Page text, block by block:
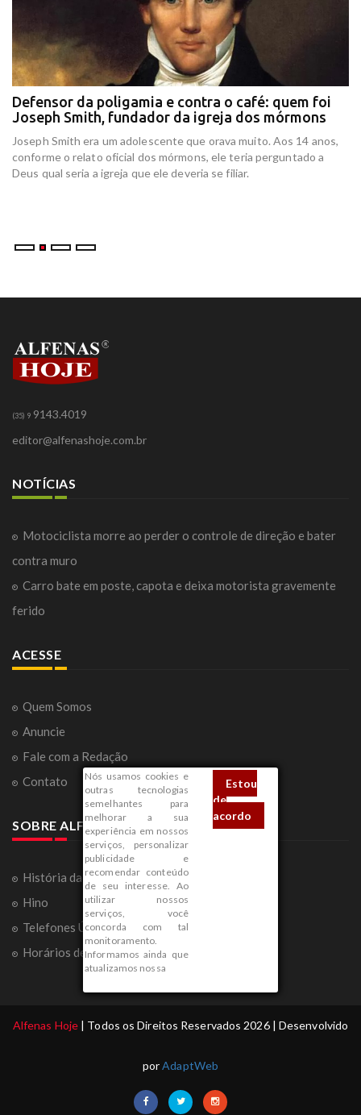
Defensor da poligamia e contra o café: quem foi
Joseph Smith, fundador da igreja dos mórmons
Joseph Smith era um adolescente que orava muito. Aos 14 anos,
conforme o relato oficial dos mórmons, ele teria perguntado a
Deus qual seria a igreja que ele deveria se filiar.
Nós usamos cookies e
outras tecnologias
semelhantes para
melhorar a sua
experiência em nossos
serviços, personalizar
publicidade e
recomendar conteúdo
de seu interesse. Ao
utilizar nossos
serviços, você
concorda com tal
monitoramento.
Informamos ainda que
atualizamos nossa
Estou
de
acordo
(35) 9 9143.4019
editor@alfenashoje.com.br
NOTÍCIAS
Motociclista morre ao perder o controle de direção e bater
contra muro
Carro bate em poste, capota e deixa motorista gravemente
ferido
ACESSE
Quem Somos
Anuncie
Fale com a Redação
Contato
SOBRE ALFENAS
História da Cidade
Hino
Telefones Úteis
Horários de Ônibus
Alfenas Hoje | Todos os Direitos Reservados 2026 | Desenvolvido
porAdaptWeb